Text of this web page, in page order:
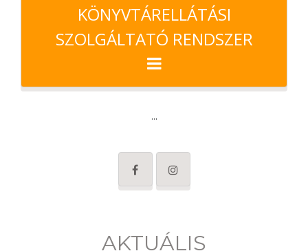
KÖNYVTÁRELLÁTÁSI
SZOLGÁLTATÓ RENDSZER
...
AKTUÁLIS